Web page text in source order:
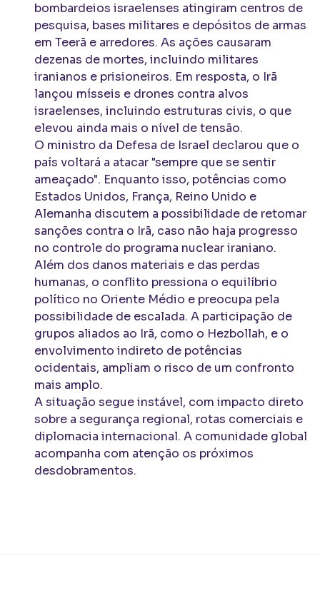
bombardeios israelenses atingiram centros de
pesquisa, bases militares e depósitos de armas
em Teerã e arredores. As ações causaram
dezenas de mortes, incluindo militares
iranianos e prisioneiros. Em resposta, o Irã
lançou mísseis e drones contra alvos
israelenses, incluindo estruturas civis, o que
elevou ainda mais o nível de tensão.
O ministro da Defesa de Israel declarou que o
país voltará a atacar "sempre que se sentir
ameaçado". Enquanto isso, potências como
Estados Unidos, França, Reino Unido e
Alemanha discutem a possibilidade de retomar
sanções contra o Irã, caso não haja progresso
no controle do programa nuclear iraniano.
Além dos danos materiais e das perdas
humanas, o conflito pressiona o equilíbrio
político no Oriente Médio e preocupa pela
possibilidade de escalada. A participação de
grupos aliados ao Irã, como o Hezbollah, e o
envolvimento indireto de potências
ocidentais, ampliam o risco de um confronto
mais amplo.
A situação segue instável, com impacto direto
sobre a segurança regional, rotas comerciais e
diplomacia internacional. A comunidade global
acompanha com atenção os próximos
desdobramentos.